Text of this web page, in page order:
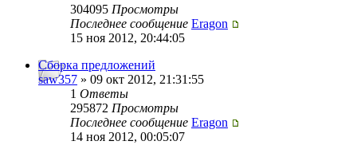
304095 Просмотры
Последнее сообщение Eragon
15 ноя 2012, 20:44:05
Сборка предложений
saw357 » 09 окт 2012, 21:31:55
1 Ответы
295872 Просмотры
Последнее сообщение Eragon
14 ноя 2012, 00:05:07